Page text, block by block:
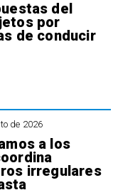
del
por
de conducir
de 2026
a los
irregulares